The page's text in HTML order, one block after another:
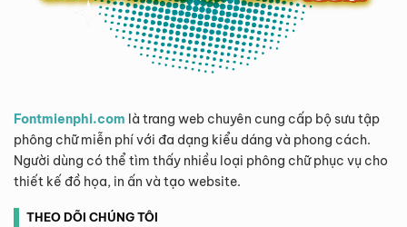
Fontmienphi.com là trang web chuyên cung cấp bộ sưu tập
phông chữ miễn phí với đa dạng kiểu dáng và phong cách.
Người dùng có thể tìm thấy nhiều loại phông chữ phục vụ cho
thiết kế đồ họa, in ấn và tạo website.
THEO DÕI CHÚNG TÔI